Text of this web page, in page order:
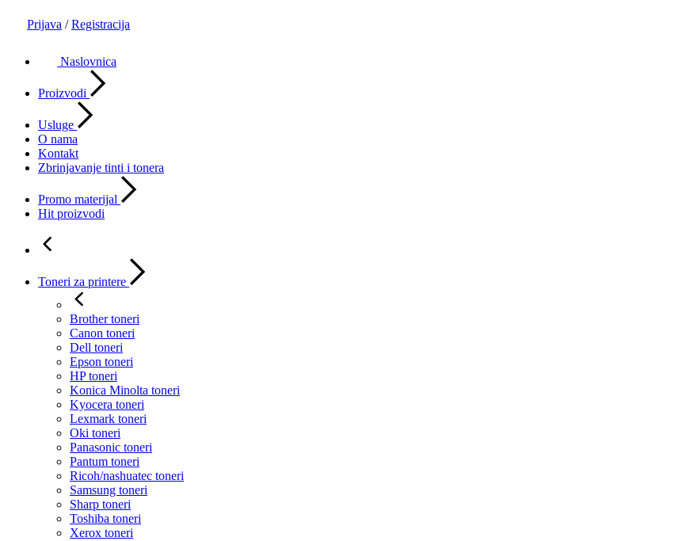
Prijava / Registracija
Naslovnica
Proizvodi
Usluge
O nama
Kontakt
Zbrinjavanje tinti i tonera
Promo materijal
Hit proizvodi
Toneri za printere
Brother toneri
Canon toneri
Dell toneri
Epson toneri
HP toneri
Konica Minolta toneri
Kyocera toneri
Lexmark toneri
Oki toneri
Panasonic toneri
Pantum toneri
Ricoh/nashuatec toneri
Samsung toneri
Sharp toneri
Toshiba toneri
Xerox toneri